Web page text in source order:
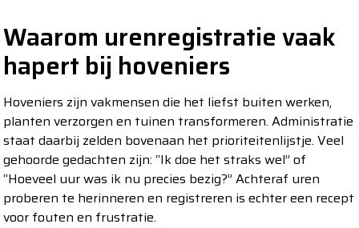
Waarom urenregistratie vaak
hapert bij hoveniers
Hoveniers zijn vakmensen die het liefst buiten werken,
planten verzorgen en tuinen transformeren. Administratie
staat daarbij zelden bovenaan het prioriteitenlijstje. Veel
gehoorde gedachten zijn: “Ik doe het straks wel” of
“Hoeveel uur was ik nu precies bezig?” Achteraf uren
proberen te herinneren en registreren is echter een recept
voor fouten en frustratie.